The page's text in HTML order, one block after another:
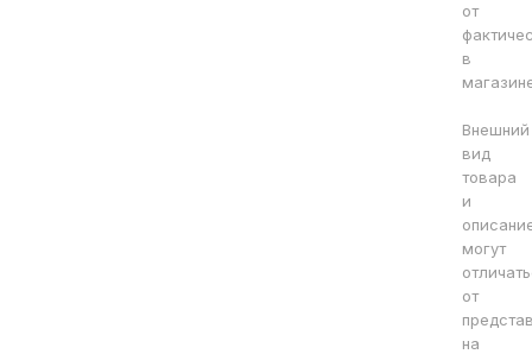
от
в
Внешний
вид
товара
и
могут
от
на